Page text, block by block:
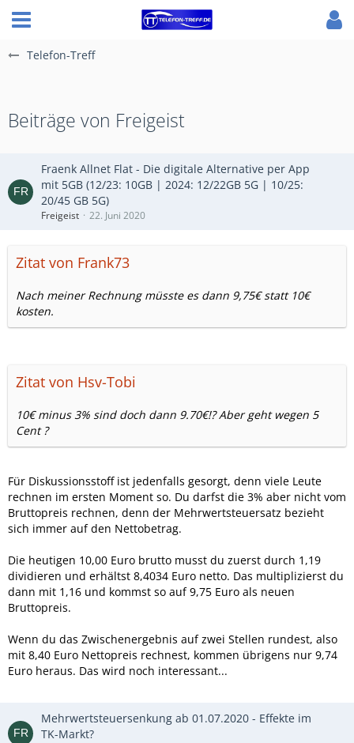
Telefon-Treff
Beiträge von Freigeist
Fraenk Allnet Flat - Die digitale Alternative per App
mit 5GB (12/23: 10GB | 2024: 12/22GB 5G | 10/25:
20/45 GB 5G)
Freigeist 22. Juni 2020
Zitat von Frank73
Nach meiner Rechnung müsste es dann 9,75€ statt 10€
kosten.
Zitat von Hsv-Tobi
10€ minus 3% sind doch dann 9.70€!? Aber geht wegen 5
Cent ?
Für Diskussionsstoff ist jedenfalls gesorgt, denn viele Leute
rechnen im ersten Moment so. Du darfst die 3% aber nicht vom
Bruttopreis rechnen, denn der Mehrwertsteuersatz bezieht
sich immer auf den Nettobetrag.
Die heutigen 10,00 Euro brutto musst du zuerst durch 1,19
dividieren und erhältst 8,4034 Euro netto. Das multiplizierst du
dann mit 1,16 und kommst so auf 9,75 Euro als neuen
Bruttopreis.
Wenn du das Zwischenergebnis auf zwei Stellen rundest, also
mit 8,40 Euro Nettopreis rechnest, kommen übrigens nur 9,74
Euro heraus. Das wird noch interessant...
Mehrwertsteuersenkung ab 01.07.2020 - Effekte im
TK-Markt?